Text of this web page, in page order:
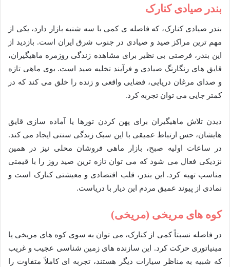
بندر صیادی کنارک
بندر صیادی کنارک، که فاصله ی کمی با سه شنبه بازار دارد، یکی از
مهم ترین مراکز صید و صیادی در جنوب شرق ایران است. بازدید از
این بندر، فرصتی بی نظیر برای مشاهده زندگی روزمره ماهیگیران،
قایق های رنگارنگ صیادی و فرآیند تخلیه صید است. بوی ماهی تازه
و صدای مرغان دریایی، فضایی واقعی و زنده را خلق می کند که در
کمتر جایی می توان تجربه کرد.
دیدن تلاش ماهیگیران برای پهن کردن تورها یا آماده سازی قایق
هایشان، حس ارتباط عمیقی با این سبک زندگی سنتی ایجاد می کند.
در ساعات اولیه صبح، بازار ماهی فروشان محلی نیز در همین
نزدیکی فعال می شود که می توان تازه ترین صید روز را با قیمتی
مناسب تهیه کرد. این بندر، قلب اقتصادی و معیشتی کنارک است و
نمادی از پیوند عمیق مردم این دیار با دریاست.
کوه های مریخی (مریخی)
در فاصله نسبتاً کمی از کنارک، می توان به سوی کوه های مریخی یا
مینیاتوری حرکت کرد. این سازنده های زمین شناسی عجیب و غریب
که شبیه به مناظر سیارات دیگر هستند، تجربه ای کاملاً متفاوت را